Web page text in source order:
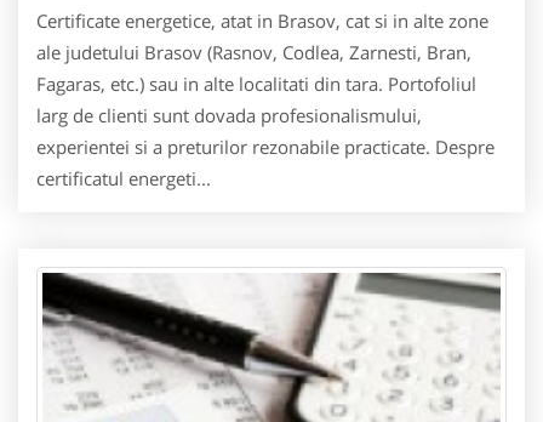
Certificate energetice, atat in Brasov, cat si in alte zone
ale judetului Brasov (Rasnov, Codlea, Zarnesti, Bran,
Fagaras, etc.) sau in alte localitati din tara. Portofoliul
larg de clienti sunt dovada profesionalismului,
experientei si a preturilor rezonabile practicate. Despre
certificatul energeti...